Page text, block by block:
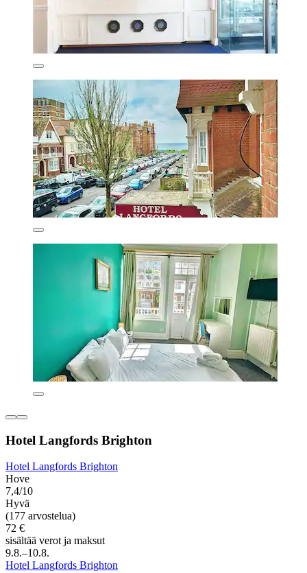
Hotel Langfords Brighton
Hotel Langfords Brighton
Hove
7,4/10
Hyvä
(177 arvostelua)
72 €
sisältää verot ja maksut
9.8.–10.8.
Hotel Langfords Brighton